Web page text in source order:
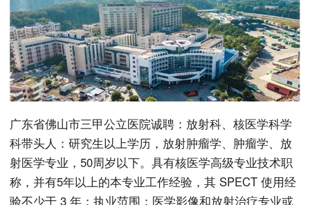
广东省佛山市三甲公立医院诚聘：放射科、核医学科学
科带头人：研究生以上学历，放射肿瘤学、肿瘤学、放
射医学专业，50周岁以下。具有核医学高级专业技术职
称，并有5年以上的本专业工作经验，其 SPECT 使用经
验不少于 3 年；执业范围：医学影像和放射治疗专业或